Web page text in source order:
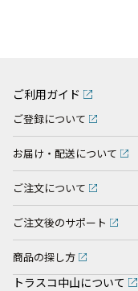
ご利用ガイド
ご登録について
お届け・配送について
ご注文について
ご注文後のサポート
商品の探し方
トラスコ中山について